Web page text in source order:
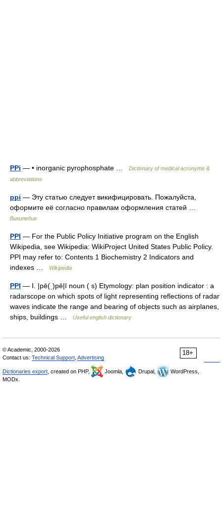
PPi — • inorganic pyrophosphate …
Dictionary of medical acronyms &
abbreviations
ppi — Эту статью следует викифицировать. Пожалуйста,
оформите её согласно правилам оформления статей …
Википедия
PPI — For the Public Policy Initiative program on the English
Wikipedia, see Wikipedia: WikiProject United States Public Policy.
PPI may refer to: Contents 1 Biochemistry 2 Indicators and
indexes …
Wikipedia
PPI — I. |pē(ˌ)pē|ī noun ( s) Etymology: plan position indicator : a
radarscope on which spots of light representing reflections of radar
waves indicate the range and bearing of objects such as airplanes,
ships, buildings …
Useful english dictionary
18+
© Academic, 2000-2026
Contact us: Technical Support Advertising
Dictionaries export , created on PHP, Joomla, Drupal,
WordPress,
MODx.